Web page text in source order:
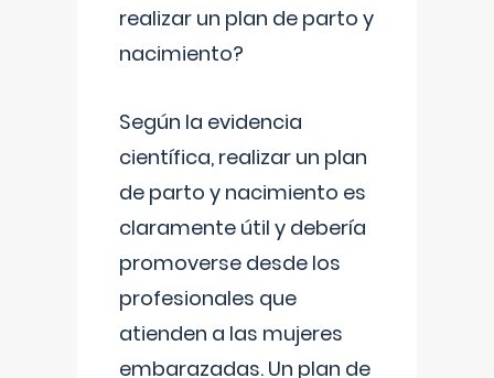
realizar un plan de parto y
nacimiento?
Según la evidencia
científica, realizar un plan
de parto y nacimiento es
claramente útil y debería
promoverse desde los
profesionales que
atienden a las mujeres
embarazadas. Un plan de